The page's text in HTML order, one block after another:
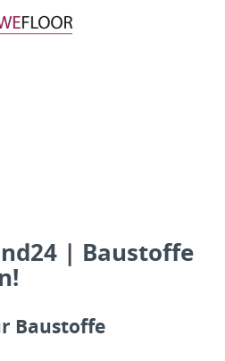
| Baustoffe
Baustoffe